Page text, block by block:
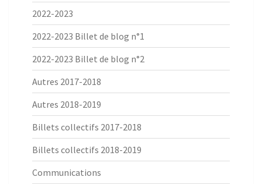
2022-2023
2022-2023 Billet de blog n°1
2022-2023 Billet de blog n°2
Autres 2017-2018
Autres 2018-2019
Billets collectifs 2017-2018
Billets collectifs 2018-2019
Communications